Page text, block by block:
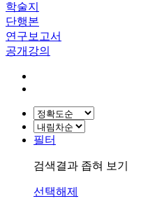
학술지
단행본
연구보고서
공개강의
필터
검색결과 좁혀 보기
선택해제